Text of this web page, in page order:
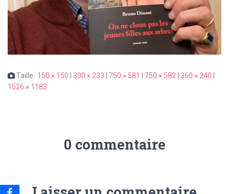
Taille : 150 × 150 300 × 233 750 × 581 750 × 582 360 × 240
1526 × 1183
0 commentaire